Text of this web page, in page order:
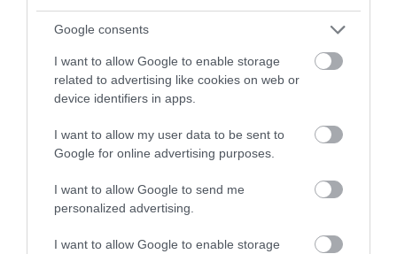
Google consents
I want to allow Google to enable storage
related to advertising like cookies on web or
device identifiers in apps.
I want to allow my user data to be sent to
Google for online advertising purposes.
I want to allow Google to send me
personalized advertising.
I want to allow Google to enable storage
mindig meleg pulóver, esetleg takaró.
Ha tovább olvasnál:
5 tipp, hogy 2026-ban már sokkal
fenntarthatóbban utazzunk